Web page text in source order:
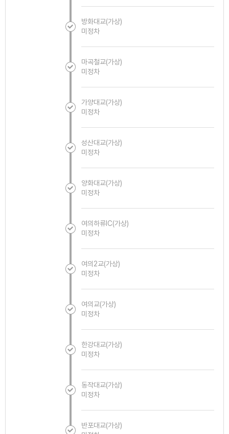
방화대교(가상)
미정차
마곡철교(가상)
미정차
가양대교(가상)
미정차
성산대교(가상)
미정차
양화대교(가상)
미정차
여의하류IC(가상)
미정차
여의2교(가상)
미정차
여의교(가상)
미정차
한강대교(가상)
미정차
동작대교(가상)
미정차
반포대교(가상)